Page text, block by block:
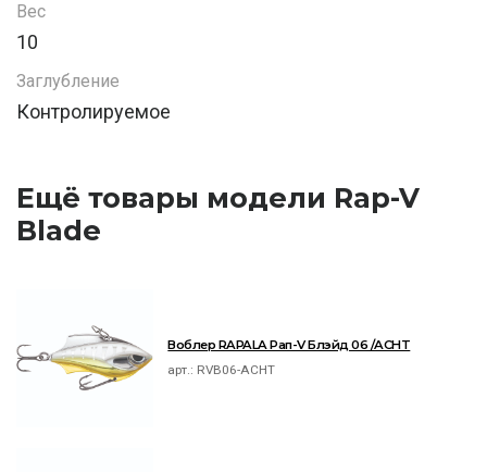
Вес
10
Заглубление
Контролируемое
Ещё товары модели Rap-V
Blade
Воблер RAPALA Рап-V Блэйд 06 /ACHT
арт.: RVB06-ACHT